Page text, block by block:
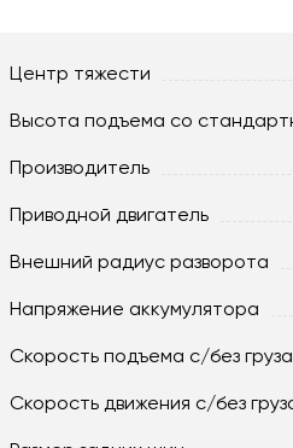
Центр тяжести
Высота подъема со
Производитель
Приводной двигатель
Внешний радиус разворота
Напряжение аккумулятора
Скорость подъема с/без груза
Скорость движения c/без